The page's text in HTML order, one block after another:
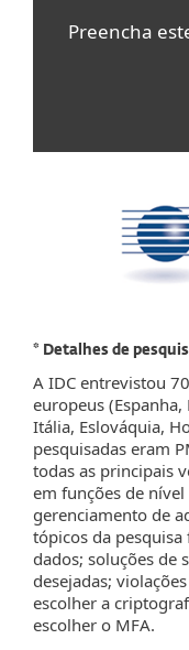
Preencha
* Detalhes de
A IDC entrevistou
europeus (Espanha,
Itália, Eslováquia,
pesquisadas eram
todas as principais
em funções de nível
gerenciamento de
tópicos da
dados; soluções de
desejadas;
escolher a
escolher o MFA.